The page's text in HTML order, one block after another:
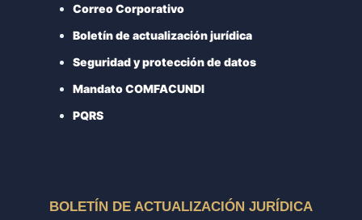
Correo Corporativo
Boletín de actualización jurídica
Seguridad y protección de datos
Mandato COMFACUNDI
PQRS
BOLETÍN DE ACTUALIZACIÓN JURÍDICA